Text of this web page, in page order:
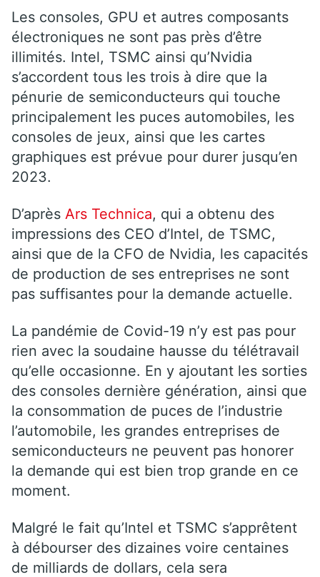
Les consoles, GPU et autres composants
électroniques ne sont pas près d’être
illimités. Intel, TSMC ainsi qu’Nvidia
s’accordent tous les trois à dire que la
pénurie de semiconducteurs qui touche
principalement les puces automobiles, les
consoles de jeux, ainsi que les cartes
graphiques est prévue pour durer jusqu’en
2023.
D’après Ars Technica, qui a obtenu des
impressions des CEO d’Intel, de TSMC,
ainsi que de la CFO de Nvidia, les capacités
de production de ses entreprises ne sont
pas suffisantes pour la demande actuelle.
La pandémie de Covid-19 n’y est pas pour
rien avec la soudaine hausse du télétravail
qu’elle occasionne. En y ajoutant les sorties
des consoles dernière génération, ainsi que
la consommation de puces de l’industrie
l’automobile, les grandes entreprises de
semiconducteurs ne peuvent pas honorer
la demande qui est bien trop grande en ce
moment.
Malgré le fait qu’Intel et TSMC s’apprêtent
à débourser des dizaines voire centaines
de milliards de dollars, cela sera